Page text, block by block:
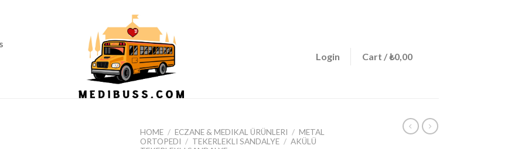
Login Cart /₺0,00
HOME / ECZANE & MEDIKAL ÜRÜNLERI / METAL
ORTOPEDI / TEKERLEKLI SANDALYE / AKÜLÜ